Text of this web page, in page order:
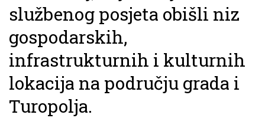
službenog posjeta obišli niz
gospodarskih,
infrastrukturnih i kulturnih
lokacija na području grada i
Turopolja.